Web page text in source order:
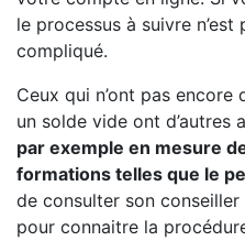
le processus à suivre
compliqué.
Ceux qui n’ont pas
un solde vide ont d’autres
par exemple en mesure
formations telles que le
de consulter son
pour connaitre la